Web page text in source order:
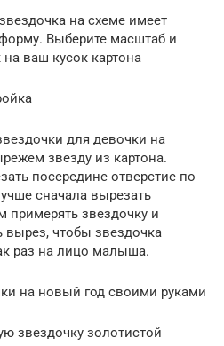
на схеме имеет
Выберите масштаб и
на ваш кусок картона
для девочки на
звезду из картона.
посередине отверстие по
сначала вырезать
примерять звездочку и
вырез, чтобы звездочка
раз на лицо малыша.
на новый год своими руками
звездочку золотистой